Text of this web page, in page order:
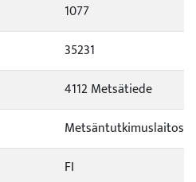
1077
35231
4112 Metsätiede
Metsäntutkimuslaitos
FI